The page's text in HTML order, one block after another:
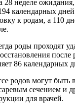
28 неделе
календарных
к родам, а 110
роды проходят
после
86 календарных
родов могут
сечением и
для врачей.